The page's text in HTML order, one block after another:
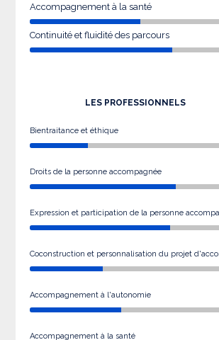
Accompagnement à la santé
Continuité et fluidité des parcours
LES PROFESSIONNELS
Bientraitance et éthique
Droits de la personne accompagnée
Expression et participation de la personne
Coconstruction et personnalisation du projet
Accompagnement à l'autonomie
Accompagnement à la santé